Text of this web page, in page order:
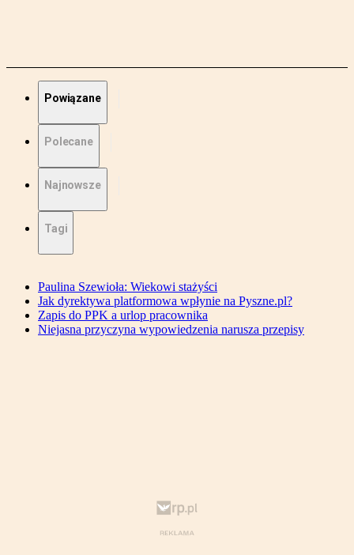
Powiązane
Polecane
Najnowsze
Tagi
Paulina Szewioła: Wiekowi stażyści
Jak dyrektywa platformowa wpłynie na Pyszne.pl?
Zapis do PPK a urlop pracownika
Niejasna przyczyna wypowiedzenia narusza przepisy